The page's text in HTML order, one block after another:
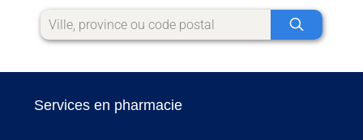
Services en pharmacie